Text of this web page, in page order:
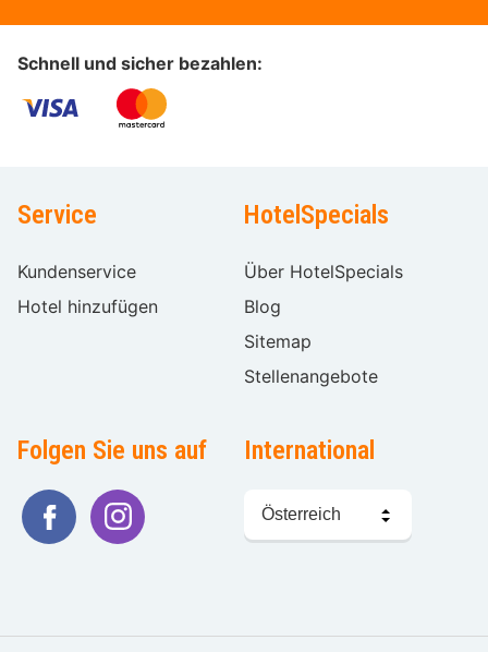
Schnell und sicher bezahlen:
Service
Kundenservice
Hotel hinzufügen
HotelSpecials
Über HotelSpecials
Blog
Sitemap
Stellenangebote
Folgen Sie uns auf International
Sprache
wählen